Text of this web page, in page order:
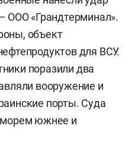
ООО «Грандтерминал».
объект
для ВСУ.
поразили два
вооружение и
порты. Суда
морем южнее и